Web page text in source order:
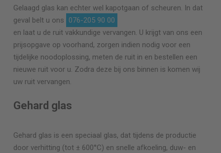
Gelaagd glas kan echter wel kapotgaan of scheuren. In dat
geval belt u ons
076-205 90 00
en laat u de ruit vakkundige vervangen. U krijgt van ons een
prijsopgave op voorhand, zorgen indien nodig voor een
tijdelijke noodoplossing, meten de ruit in en bestellen een
nieuwe ruit voor u. Zodra deze bij ons binnen is komen wij
uw ruit vervangen.
Gehard glas
Gehard glas is een speciaal glas, dat tijdens de productie
door verhitting (tot ± 600°C) en snelle afkoeling, duw- en